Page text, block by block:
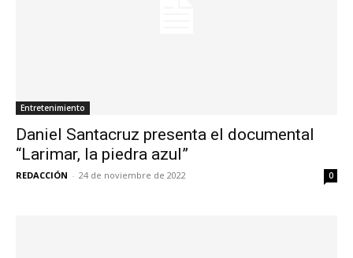
Entretenimiento
Daniel Santacruz presenta el documental
“Larimar, la piedra azul”
REDACCIÓN - 24 de noviembre de 2022 0